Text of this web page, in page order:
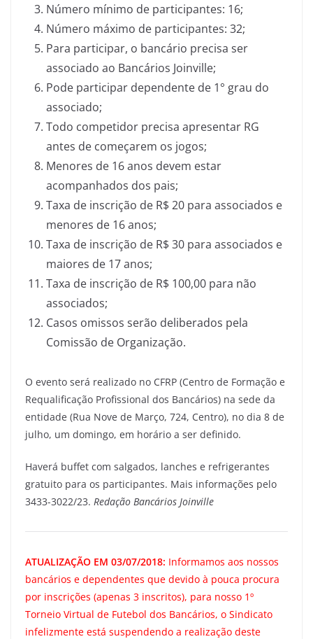
Número mínimo de participantes: 16;
Número máximo de participantes: 32;
Para participar, o bancário precisa ser
associado ao Bancários Joinville;
Pode participar dependente de 1° grau do
associado;
Todo competidor precisa apresentar RG
antes de começarem os jogos;
Menores de 16 anos devem estar
acompanhados dos pais;
Taxa de inscrição de R$ 20 para associados e
menores de 16 anos;
Taxa de inscrição de R$ 30 para associados e
maiores de 17 anos;
Taxa de inscrição de R$ 100,00 para não
associados;
Casos omissos serão deliberados pela
Comissão de Organização.
O evento será realizado no CFRP (Centro de Formação e
Requalificação Profissional dos Bancários) na sede da
entidade (Rua Nove de Março, 724, Centro), no dia 8 de
julho, um domingo, em horário a ser definido.
Haverá buffet com salgados, lanches e refrigerantes
gratuito para os participantes. Mais informações pelo
3433-3022/23. Redação Bancários Joinville
ATUALIZAÇÃO EM 03/07/2018: Informamos aos nossos
bancários e dependentes que devido à pouca procura
por inscrições (apenas 3 inscritos), para nosso 1º
Torneio Virtual de Futebol dos Bancários, o Sindicato
infelizmente está suspendendo a realização deste